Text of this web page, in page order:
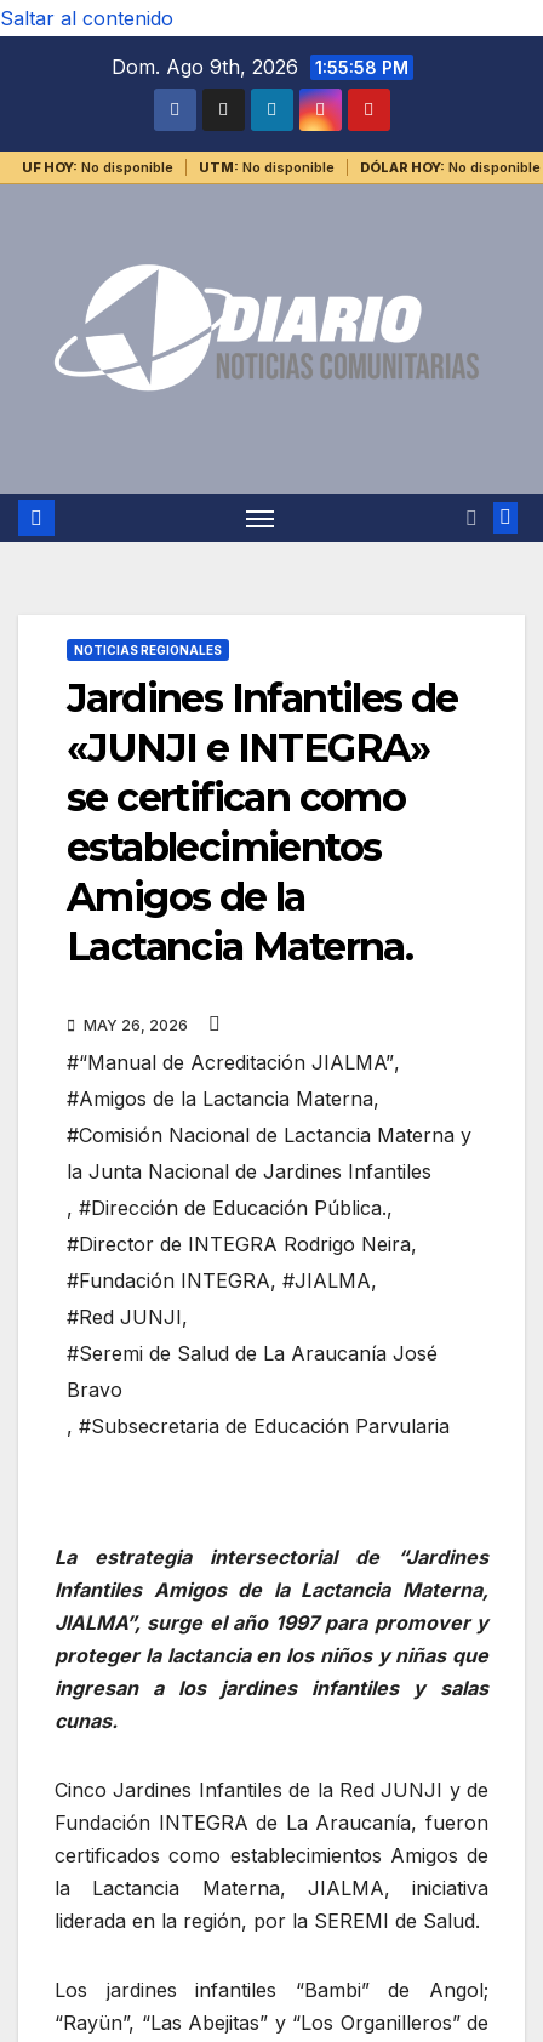
Saltar al contenido
Dom. Ago 9th, 2026
1:55:59 PM
UF HOY: No disponible UTM: No disponible DÓLAR HOY: No disponible
NOTICIAS REGIONALES
Jardines Infantiles de
«JUNJI e INTEGRA»
se certifican como
establecimientos
Amigos de la
Lactancia Materna.
MAY 26, 2026
#“Manual de Acreditación JIALMA”,
#Amigos de la Lactancia Materna,
#Comisión Nacional de Lactancia Materna y
la Junta Nacional de Jardines Infantiles
, #Dirección de Educación Pública.,
#Director de INTEGRA Rodrigo Neira,
#Fundación INTEGRA, #JIALMA,
#Red JUNJI,
#Seremi de Salud de La Araucanía José
Bravo
, #Subsecretaria de Educación Parvularia
La estrategia intersectorial de “Jardines
Infantiles Amigos de la Lactancia Materna,
JIALMA”, surge el año 1997 para promover y
proteger la lactancia en los niños y niñas que
ingresan a los jardines infantiles y salas
cunas.
Cinco Jardines Infantiles de la Red JUNJI y de
Fundación INTEGRA de La Araucanía, fueron
certificados como establecimientos Amigos de
la Lactancia Materna, JIALMA, iniciativa
liderada en la región, por la SEREMI de Salud.
Los jardines infantiles “Bambi” de Angol;
“Rayün”, “Las Abejitas” y “Los Organilleros” de